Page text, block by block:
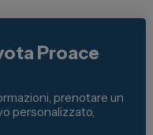
Proace
prenotare un
personalizzato,